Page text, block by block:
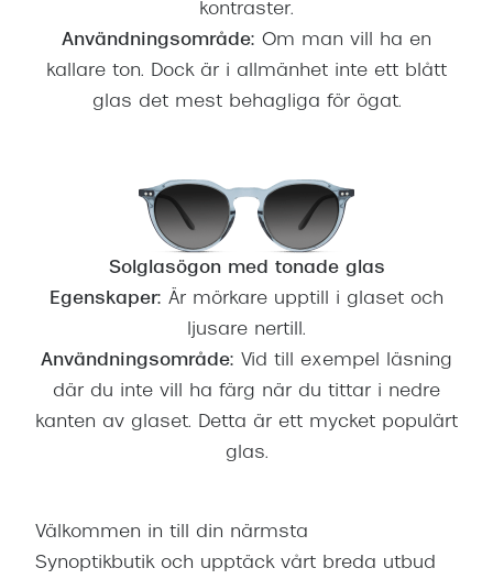
kontraster.
Användningsområde: Om man vill ha en
kallare ton. Dock är i allmänhet inte ett blått
glas det mest behagliga för ögat.
Solglasögon med tonade glas
Egenskaper: Är mörkare upptill i glaset och
ljusare nertill.
Användningsområde: Vid till exempel läsning
där du inte vill ha färg när du tittar i nedre
kanten av glaset. Detta är ett mycket populärt
glas.
Välkommen in till din närmsta
Synoptikbutik och upptäck vårt breda utbud